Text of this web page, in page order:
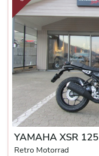
YAMAHA XSR 125
Retro Motorrad